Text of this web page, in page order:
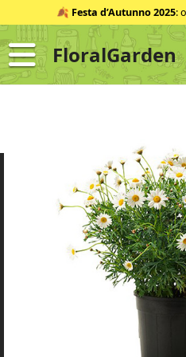
al
contenuto
ID
🍂 Festa d’Autunno 2025:
FloralGarden